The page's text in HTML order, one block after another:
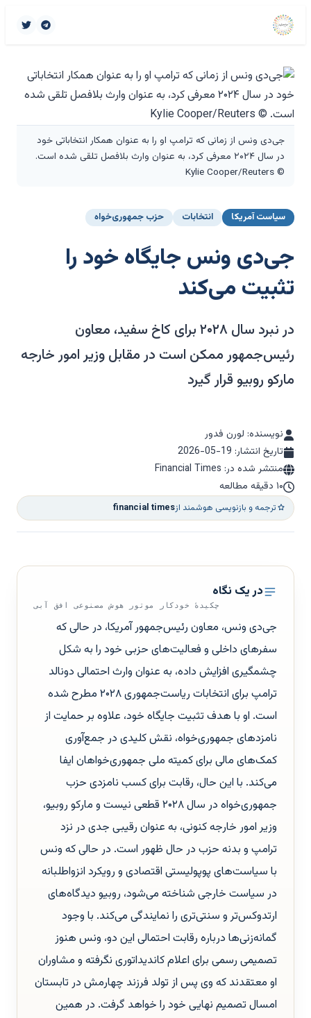
جی‌دی ونس از زمانی که ترامپ او را به عنوان همکار انتخاباتی خود
در سال ۲۰۲۴ معرفی کرد، به عنوان وارث بلافصل تلقی شده است.
© Kylie Cooper/Reuters
سیاست آمریکا انتخابات حزب جمهوری‌خواه
جی‌دی ونس جایگاه خود را
تثبیت می‌کند
در نبرد سال ۲۰۲۸ برای کاخ سفید، معاون
رئیس‌جمهور ممکن است در مقابل وزیر امور خارجه
مارکو روبیو قرار گیرد
نویسنده: لورن فدور
تاریخ انتشار: 2026-05-19
منتشر شده در: Financial Times
۱۰ دقیقه مطالعه
ترجمه و بازنویسی هوشمند ازfinancial times
در یک نگاه
چکیدهٔ خودکار موتور هوش مصنوعی افق آبی
جی‌دی ونس، معاون رئیس‌جمهور آمریکا، در حالی که
سفرهای داخلی و فعالیت‌های حزبی خود را به شکل
چشمگیری افزایش داده، به عنوان وارث احتمالی دونالد
ترامپ برای انتخابات ریاست‌جمهوری ۲۰۲۸ مطرح شده
است. او با هدف تثبیت جایگاه خود، علاوه بر حمایت از
نامزدهای جمهوری‌خواه، نقش کلیدی در جمع‌آوری
کمک‌های مالی برای کمیته ملی جمهوری‌خواهان ایفا
می‌کند. با این حال، رقابت برای کسب نامزدی حزب
جمهوری‌خواه در سال ۲۰۲۸ قطعی نیست و مارکو روبیو،
وزیر امور خارجه کنونی، به عنوان رقیبی جدی در نزد
ترامپ و بدنه حزب در حال ظهور است. در حالی که ونس
با سیاست‌های پوپولیستی اقتصادی و رویکرد انزواطلبانه
در سیاست خارجی شناخته می‌شود، روبیو دیدگاه‌های
ارتدوکس‌تر و سنتی‌تری را نمایندگی می‌کند. با وجود
گمانه‌زنی‌ها درباره رقابت احتمالی این دو، ونس هنوز
تصمیمی رسمی برای اعلام کاندیداتوری نگرفته و مشاوران
او معتقدند که وی پس از تولد فرزند چهارمش در تابستان
امسال تصمیم نهایی خود را خواهد گرفت. در همین